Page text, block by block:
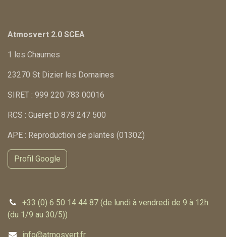
Atmosvert 2.0 SCEA
1 les Chaumes
23270 St Dizier les Domaines
SIRET : 999 220 783 00016
RCS : Gueret D 879 247 500
APE : Reproduction de plantes (0130Z)
Profil Google
+33 (0) 6 50 14 44 87 (de lundi à vendredi de 9 à 12h
(du 1/9 au 30/5))
info@atmosvert.fr